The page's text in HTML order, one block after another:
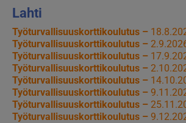
Lahti
Työturvallisuuskorttikoulutus –
Työturvallisuuskorttikoulutus –
Työturvallisuuskorttikoulutus –
Työturvallisuuskorttikoulutus –
Työturvallisuuskorttikoulutus –
Työturvallisuuskorttikoulutus –
Työturvallisuuskorttikoulutus –
Työturvallisuuskorttikoulutus –